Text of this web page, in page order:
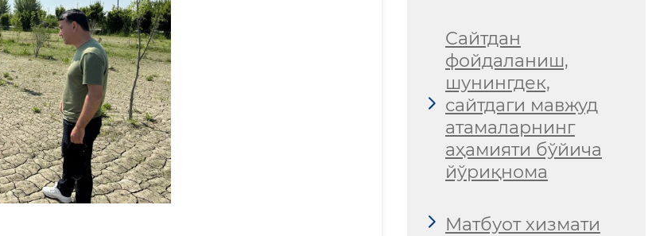
Сайтдан
фойдаланиш,
шунингдек,
сайтдаги мавжуд
атамаларнинг
аҳамияти бўйича
йўриқнома
Матбуот хизмати